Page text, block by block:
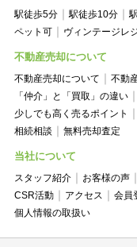
駅徒歩5分 駅徒歩10分
ペット可
ヴィンテージレ
不動産売却について
不動産売却について 不動
「仲介」と「買取」の違い
少しでも高く売るポイント
相続相談
無料売却査定
当社について
スタッフ紹介 お客様の声
CSR活動
アクセス 会員
個人情報の取扱い